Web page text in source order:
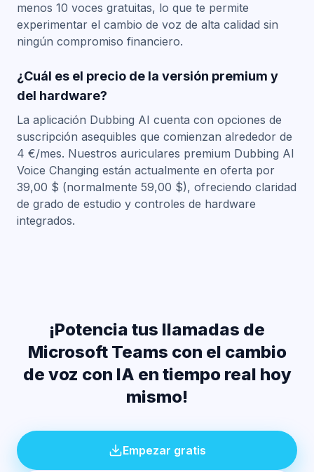
menos 10 voces gratuitas, lo que te permite
experimentar el cambio de voz de alta calidad sin
ningún compromiso financiero.
¿Cuál es el precio de la versión premium y
del hardware?
La aplicación Dubbing AI cuenta con opciones de
suscripción asequibles que comienzan alrededor de
4 €/mes. Nuestros auriculares premium Dubbing AI
Voice Changing están actualmente en oferta por
39,00 $ (normalmente 59,00 $), ofreciendo claridad
de grado de estudio y controles de hardware
integrados.
¡Potencia tus llamadas de
Microsoft Teams con el cambio
de voz con IA en tiempo real hoy
mismo!
Empezar gratis